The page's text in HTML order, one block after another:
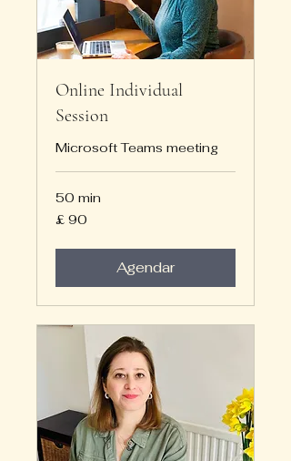
Online Individual
Session
Microsoft Teams meeting
50 min
90
Libras
£ 90
Agendar